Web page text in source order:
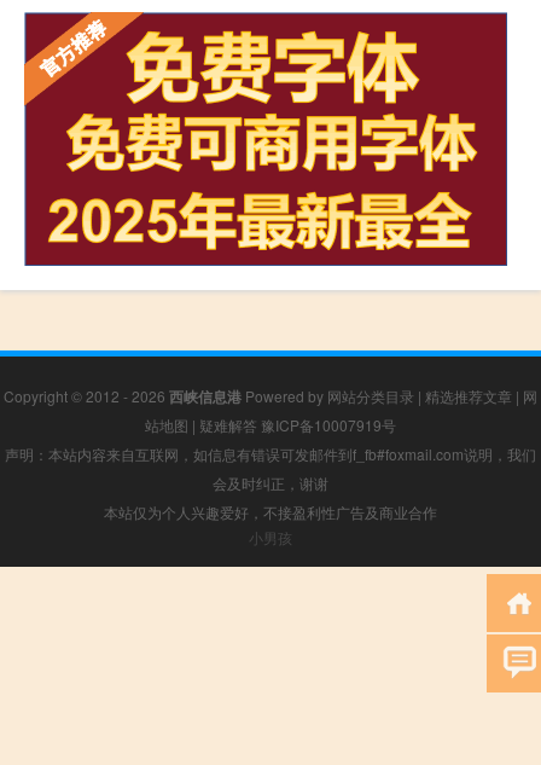
Copyright © 2012 - 2026 西峡信息港 Powered by 网站分类目录 | 精选推荐文章 | 网
站地图 | 疑难解答 豫ICP备10007919号
声明：本站内容来自互联网，如信息有错误可发邮件到f_fb#foxmail.com说明，我们
会及时纠正，谢谢
本站仅为个人兴趣爱好，不接盈利性广告及商业合作
小男孩